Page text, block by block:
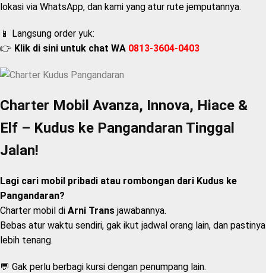
lokasi via WhatsApp, dan kami yang atur rute jemputannya.
📱 Langsung order yuk:
👉 Klik di sini untuk chat WA 0813-3604-0403
Charter Mobil Avanza, Innova, Hiace &
Elf – Kudus ke Pangandaran Tinggal
Jalan!
Lagi cari mobil pribadi atau rombongan dari Kudus ke
Pangandaran?
Charter mobil di Arni Trans jawabannya.
Bebas atur waktu sendiri, gak ikut jadwal orang lain, dan pastinya
lebih tenang.
💬 Gak perlu berbagi kursi dengan penumpang lain.